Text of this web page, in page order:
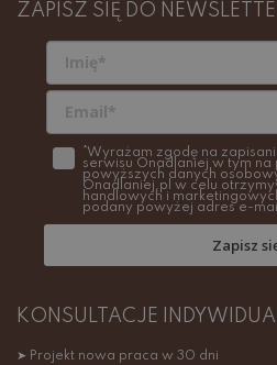
ZAPISZ SIĘ DO
*Wyrażam zgodę na
serwisu Onadlaniej w tym
powyższych danych
Onadlaniej.pl w celu
handlowych i
podany powyżej adres e-mail
Zapisz
KONSULTACJE
➤ Projekt nowa praca w 30 dni